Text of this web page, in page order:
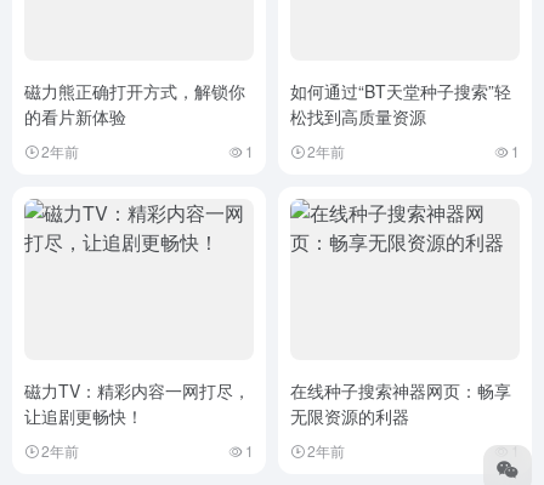
磁力熊正确打开方式，解锁你
的看片新体验
2年前 1
如何通过“BT天堂种子搜索”轻
松找到高质量资源
2年前 1
磁力TV：精彩内容一网打尽，
让追剧更畅快！
2年前 1
在线种子搜索神器网页：畅享
无限资源的利器
2年前 1